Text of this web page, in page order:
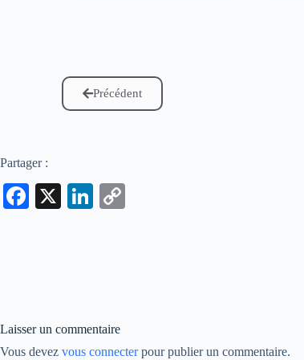
Précédent
Partager :
Fa
X
Li
Laisser un commentaire
Vous devez vous connecterpour publier un commentaire.